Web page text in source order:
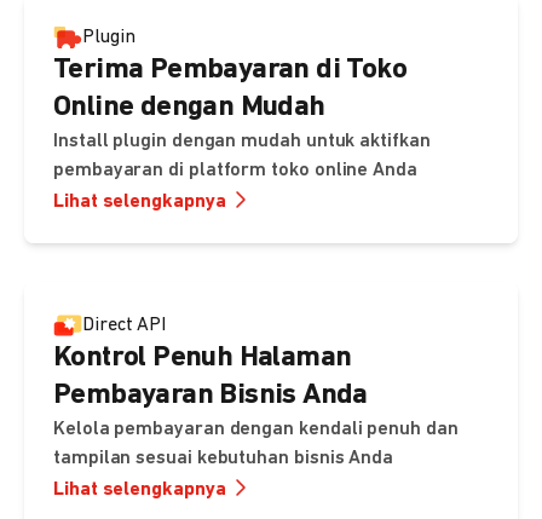
Plugin
Terima Pembayaran di Toko
Online dengan Mudah
Install plugin dengan mudah untuk aktifkan
pembayaran di platform toko online Anda
Lihat selengkapnya
Direct API
Kontrol Penuh Halaman
Pembayaran Bisnis Anda
Kelola pembayaran dengan kendali penuh dan
tampilan sesuai kebutuhan bisnis Anda
Lihat selengkapnya